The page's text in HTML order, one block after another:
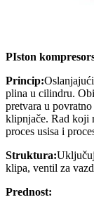
PIston
Princip:
plina u cilindru.
pretvara u
klipnjače. Rad koji
proces usisa i
Struktura:
klipa, ventil za
Prednost: